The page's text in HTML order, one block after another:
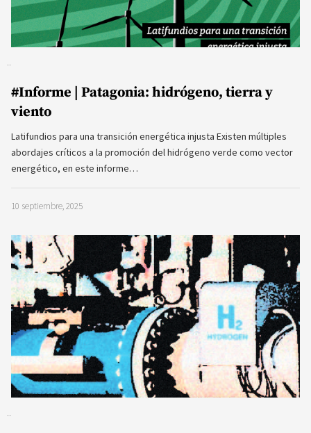
#Informe | Patagonia: hidrógeno, tierra y
viento
Latifundios para una transición energética injusta Existen múltiples
abordajes críticos a la promoción del hidrógeno verde como vector
energético, en este informe…
10 septiembre, 2025